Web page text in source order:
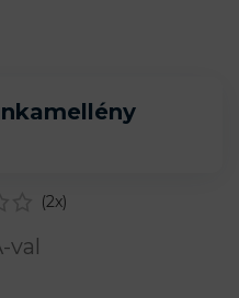
(2x)
val